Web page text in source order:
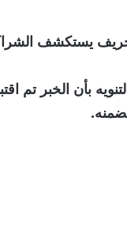
يستكشف الشراكات
العالم 24 ونود